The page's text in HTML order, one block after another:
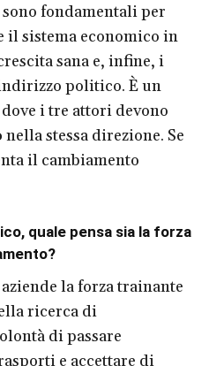
fondamentali per
il sistema economico in
sana e, infine, i
politico. È un
dove i tre attori devono
nella stessa direzione. Se
il cambiamento
quale pensa sia la forza
la forza trainante
ricerca di
di passare
e accettare di